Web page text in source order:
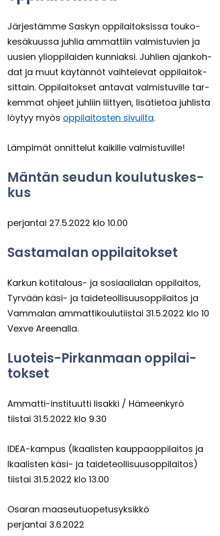
Jär­jes­täm­me Sas­kyn op­pi­lai­tok­sis­sa touko-​
kesäkuussa juh­lia am­mat­tiin val­mis­tu­vien ja
uusien yli­op­pi­lai­den kun­niak­si. Juh­lien ajan­koh­
dat ja muut käy­tän­nöt vaih­te­le­vat op­pi­lai­tok­
sit­tain. Op­pi­lai­tok­set an­ta­vat val­mis­tu­vil­le tar­
kem­mat oh­jeet juh­liin liit­tyen, li­sä­tie­toa juh­lis­ta
löy­tyy myös op­pi­lai­tos­ten si­vuil­ta.
Läm­pi­mät on­nit­te­lut kai­kil­le val­mis­tu­vil­le!
Män­tän seu­dun kou­lu­tus­kes­
kus
per­jan­tai 27.5.2022 klo 10.00
Sas­ta­ma­lan op­pi­lai­tok­set
Kar­kun kotitalous-​ ja so­si­aa­lia­lan op­pi­lai­tos,
Tyr­vään käsi- ja tai­de­teol­li­suusop­pi­lai­tos ja
Vam­ma­lan am­mat­ti­kou­lu­tiis­tai 31.5.2022 klo 10
Vexve Aree­nal­la.
Luoteis-​Pirkanmaan op­pi­lai­
tok­set
Ammatti-​instituutti Ii­sak­ki / Hä­meen­ky­rö
tiis­tai 31.5.2022 klo 9.30
IDEA-​kampus (Ikaa­lis­ten kaup­paop­pi­lai­tos ja
Ikaa­lis­ten käsi- ja tai­de­teol­li­suusop­pi­lai­tos)
tiis­tai 31.5.2022 klo 13.00
Osa­ran maa­seu­tuo­pe­tusyk­sik­kö
per­jan­tai 3.6.2022